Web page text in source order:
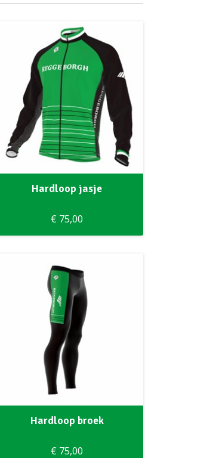
Hardloop jasje
€ 75,00
Hardloop broek
€ 75,00